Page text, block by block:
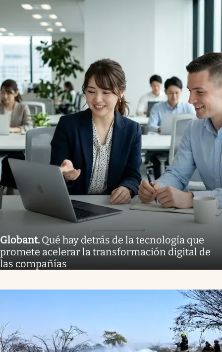
Globant. Qué hay detrás de la tecnología que
promete acelerar la transformación digital de
las compañías